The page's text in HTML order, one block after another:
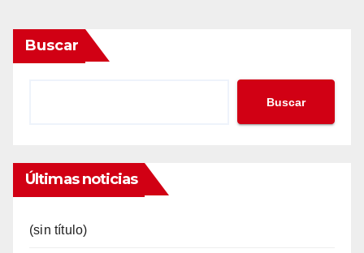
Buscar
Buscar
Últimas noticias
(sin título)